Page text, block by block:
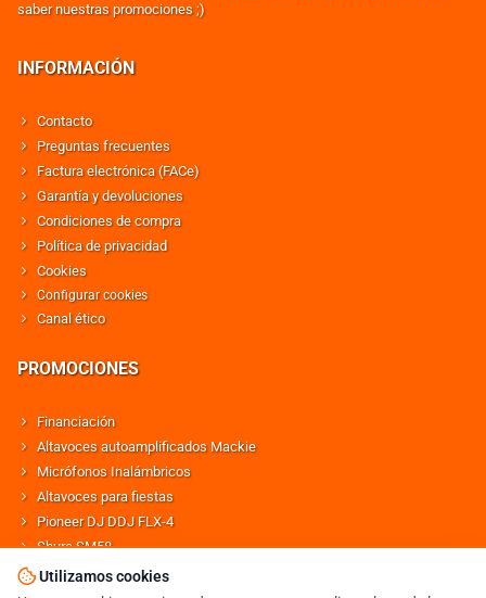
saber nuestras promociones ;)
INFORMACIÓN
Contacto
Preguntas frecuentes
Factura electrónica (FACe)
Garantía y devoluciones
Condiciones de compra
Política de privacidad
Cookies
Configurar cookies
Canal ético
PROMOCIONES
Financiación
Altavoces autoamplificados Mackie
Micrófonos Inalámbricos
Altavoces para fiestas
Pioneer DJ DDJ FLX-4
Shure SM58
Altavoces Behringer
Utilizamos cookies